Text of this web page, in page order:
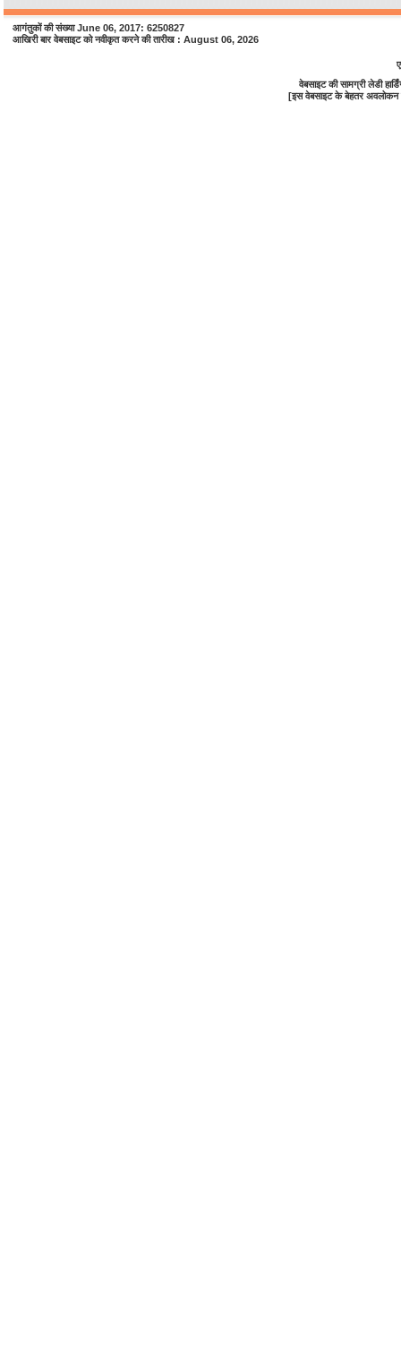
आगंतुकों की संख्या June 06, 2017: 6250827
आखिरी बार वेबसाइट को नवीकृत करने की तारीख : August 06, 2026
वेबसाइट की सामग्री लेडी
[इस वेबसाइट के बेहतर अवलोकन